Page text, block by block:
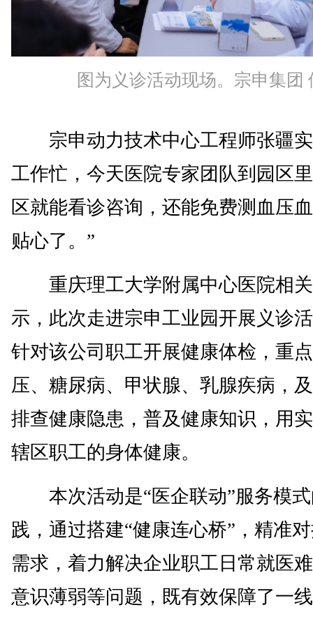
图为义诊活动现场。宗申集团
宗申动力技术中心工程师张疆实
工作忙，今天医院专家团队到园区
区就能看诊咨询，还能免费测血压
贴心了。”
重庆理工大学附属中心医院相关
示，此次走进宗申工业园开展义诊
针对该公司职工开展健康体检，重
压、糖尿病、甲状腺、乳腺疾病，
排查健康隐患，普及健康知识，用
辖区职工的身体健康。
本次活动是“医企联动”服务模式
践，通过搭建“健康连心桥”，精准
需求，着力解决企业职工日常就医
意识薄弱等问题，既有效保障了一